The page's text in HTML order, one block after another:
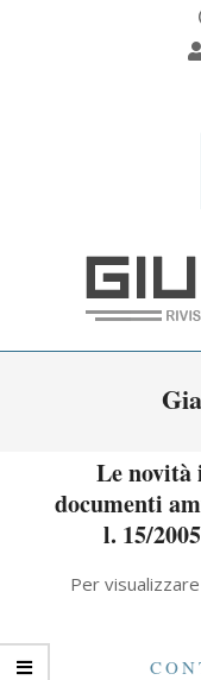
Le novità
documenti
l. 15/
09-Per